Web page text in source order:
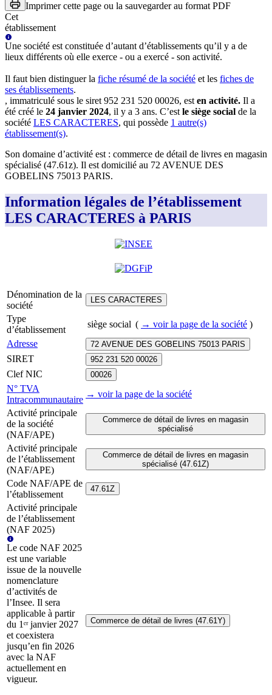
Imprimer cette page ou la sauvegarder au format PDF
Cet
établissement
Une société est constituée d’autant d’établissements qu’il y a de
lieux différents où elle exerce - ou a exercé - son activité.
Il faut bien distinguer la fiche résumé de la société et les fiches de
ses établissements.
, immatriculé sous le siret 952 231 520 00026, est en activité. Il a
été créé le 24 janvier 2024, il y a 3 ans. C’est le siège social de la
société LES CARACTERES, qui possède 1 autre(s)
établissement(s).
Son domaine d’activité est : commerce de détail de livres en magasin
spécialisé (47.61z). Il est domicilié au 72 AVENUE DES
GOBELINS 75013 PARIS.
Information légales de l’établissement
LES CARACTERES à PARIS
Dénomination de la
société
LES CARACTERES
Type
d’établissement
siège social ( → voir la page de la société )
Adresse
72 AVENUE DES GOBELINS 75013 PARIS
SIRET 952 231 520 00026
Clef NIC 00026
N° TVA
Intracommunautaire
→ voir la page de la société
Activité principale
de la société
(NAF/APE)
Commerce de détail de livres en magasin
spécialisé
Activité principale
de l’établissement
(NAF/APE)
Commerce de détail de livres en magasin
spécialisé (47.61Z)
Code NAF/APE de
l’établissement
47.61Z
Activité principale
de l’établissement
(NAF 2025)
Le code NAF 2025
est une variable
issue de la nouvelle
nomenclature
d’activités de
l’Insee. Il sera
applicable à partir
du 1ᵉʳ janvier 2027
et coexistera
jusqu’en fin 2026
avec la NAF
actuellement en
vigueur.
Commerce de détail de livres (47.61Y)